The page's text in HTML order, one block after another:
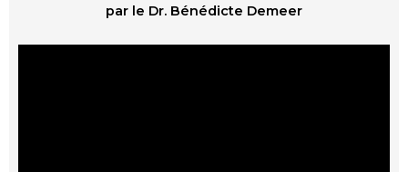
par le Dr. Bénédicte Demeer